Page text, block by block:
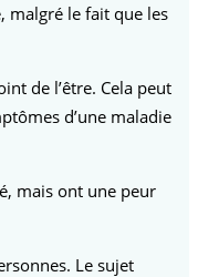
malgré le fait que les
de l’être. Cela peut
d’une maladie
mais ont une peur
Le sujet